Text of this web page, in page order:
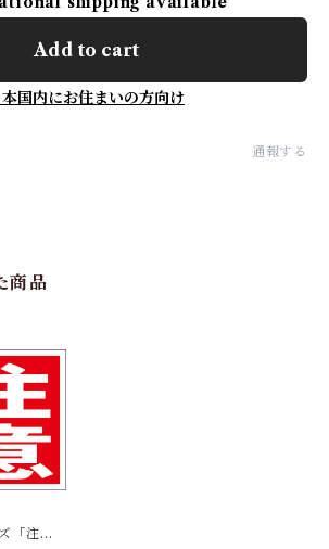
Add to cart
本国内にお住まいの方向け
通報する
商品
「注意